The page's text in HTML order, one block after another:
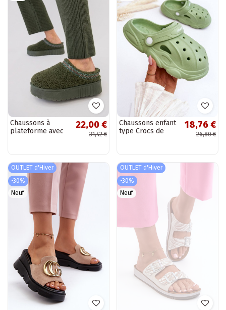
Chaussons à
plateforme avec
22,00 €
31,42 €
Chaussons enfant
type Crocs de
18,76 €
26,80 €
OUTLET d'Hiver
-30%
Neuf
OUTLET d'Hiver
-30%
Neuf